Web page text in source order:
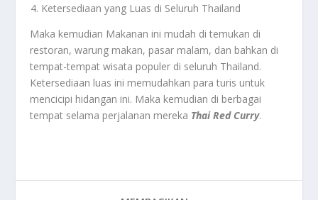
Ketersediaan yang Luas di Seluruh Thailand
Maka kemudian Makanan ini mudah di temukan di
restoran, warung makan, pasar malam, dan bahkan di
tempat-tempat wisata populer di seluruh Thailand.
Ketersediaan luas ini memudahkan para turis untuk
mencicipi hidangan ini. Maka kemudian di berbagai
tempat selama perjalanan mereka Thai Red Curry.